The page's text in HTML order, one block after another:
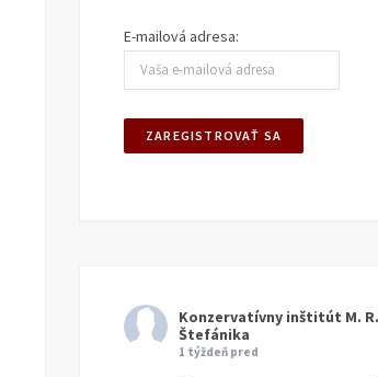
E-mailová adresa:
Konzervatívny inštitút M. R.
Štefánika
1 týždeň pred